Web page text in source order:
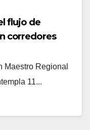
flujo de
corredores
Maestro Regional
11...